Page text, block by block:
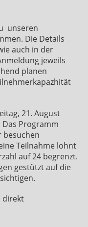
unseren
Die Details
auch in der
jeweils
planen
21. August
Das Programm
besuchen
Teilnahme lohnt
auf 24 begrenzt.
gestützt auf die
direkt